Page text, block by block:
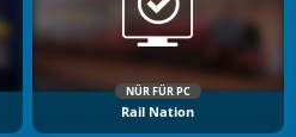
NÜR FÜR PC
Rail Nation